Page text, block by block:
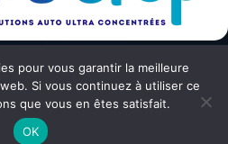
Mentions légales Politique de confidentialité
de vente
pour vous garantir la meilleure
Si vous continuez à utiliser ce
que vous en êtes satisfait.
OK